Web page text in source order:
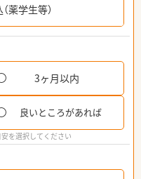
薬学生等）
3ヶ月以内
良いところがあれば
を選択してください